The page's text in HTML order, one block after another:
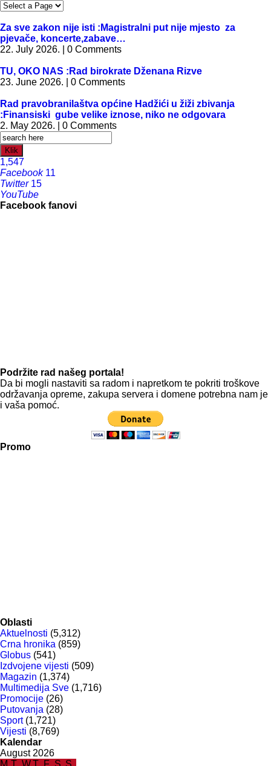
Za sve zakon nije isti :Magistralni put nije mjesto za
pjevače, koncerte,zabave…
22. July 2026. | 0 Comments
TU, OKO NAS :Rad birokrate Dženana Rizve
23. June 2026. | 0 Comments
Rad pravobranilaštva općine Hadžići u žiži zbivanja
:Finansiski gube velike iznose, niko ne odgovara
2. May 2026. | 0 Comments
Klik
1,547
Facebook 11
Twitter 15
YouTube
Facebook fanovi
Podržite rad našeg portala!
Da bi mogli nastaviti sa radom i napretkom te pokriti troškove
održavanja opreme, zakupa servera i domene potrebna nam je
i vaša pomoć.
Promo
Oblasti
Aktuelnosti (5,312)
Crna hronika (859)
Globus (541)
Izdvojene vijesti (509)
Magazin (1,374)
Multimedija Sve (1,716)
Promocije (26)
Putovanja (28)
Sport(1,721)
Vijesti (8,769)
Kalendar
August 2026
M T WT F S S